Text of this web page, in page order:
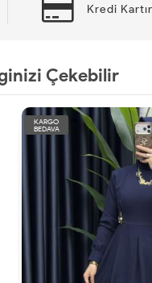
Kredi
Çekebilir
KARGO
BEDAVA